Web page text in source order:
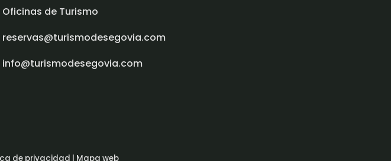
Oficinas de Turismo
reservas@turismodesegovia.com
info@turismodesegovia.com
de privacidad | Mapa web